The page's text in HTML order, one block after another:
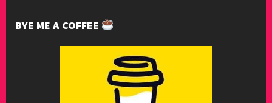
BYE ME A COFFEE